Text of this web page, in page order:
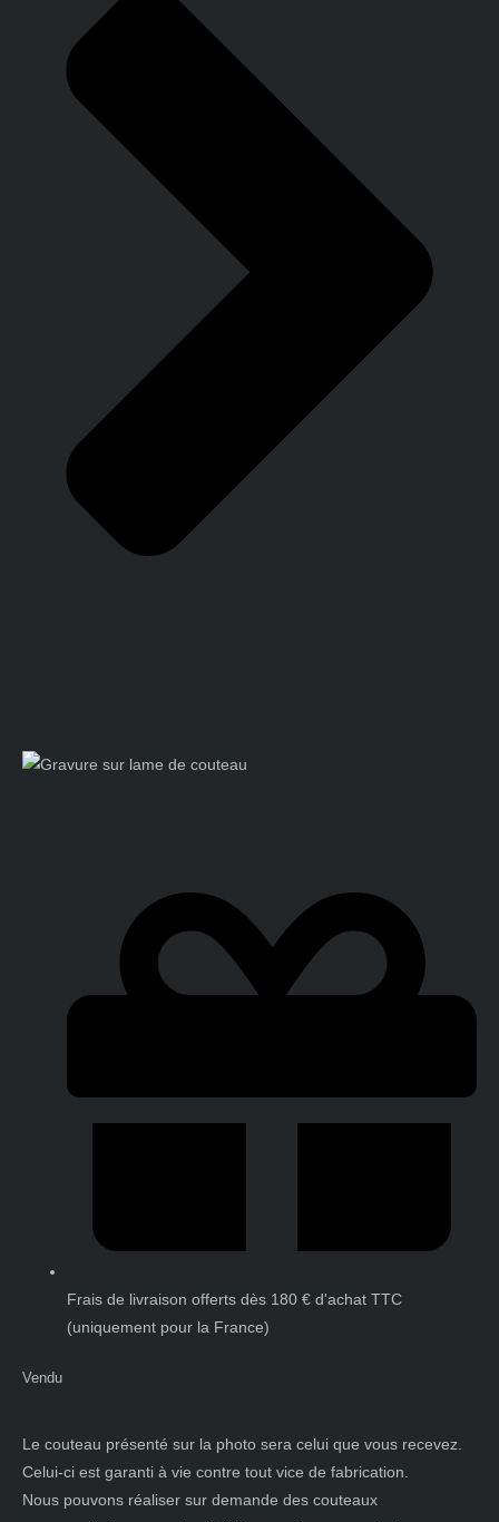
Frais de livraison offerts dès 180 € d'achat TTC
(uniquement pour la France)
Vendu
Le couteau présenté sur la photo sera celui que vous recevez.
Celui-ci est garanti à vie contre tout vice de fabrication.
Nous pouvons réaliser sur demande des couteaux